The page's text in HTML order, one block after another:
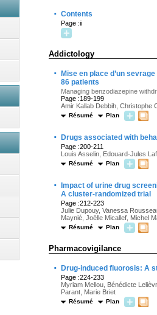
· Contents
Page :ii
Addictology
·
Mise en place d’un
86 patients
Managing benzodiazepine
Page :189-199
Amir Kallab Debbih, Christophe
Résumé Plan
· Drugs associated with
Page :200-211
Louis Asselin, Edouard-Jules
Résumé Plan
·
Impact of urine drug
A cluster-randomized trial
Page :212-223
Julie Dupouy, Vanessa
Maynié, Joëlle Micallef, Michel
Résumé Plan
Pharmacovigilance
· Drug-induced fluorosis: A
Page :224-233
Myriam Mellou, Bénédicte
Parant, Marie Briet
Résumé Plan